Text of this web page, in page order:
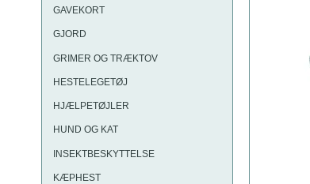
GAVEKORT
GJORD
GRIMER OG TRÆKTOV
HESTELEGETØJ
HJÆLPETØJLER
HUND OG KAT
INSEKTBESKYTTELSE
KÆPHEST